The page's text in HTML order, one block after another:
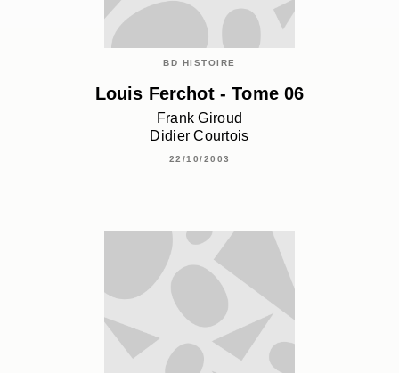
BD HISTOIRE
Louis Ferchot - Tome 06
Frank Giroud
Didier Courtois
22/10/2003